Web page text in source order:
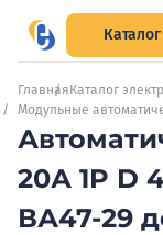
Каталог
Главная Каталог
Модульные
20А 1P D
ВА47-29